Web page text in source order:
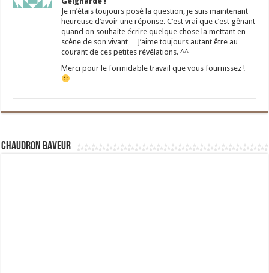
Je m’étais toujours posé la question, je suis maintenant
heureuse d’avoir une réponse. C’est vrai que c’est gênant
quand on souhaite écrire quelque chose la mettant en
scène de son vivant… J’aime toujours autant être au
courant de ces petites révélations. ^^
Merci pour le formidable travail que vous fournissez !
Chaudron Baveur